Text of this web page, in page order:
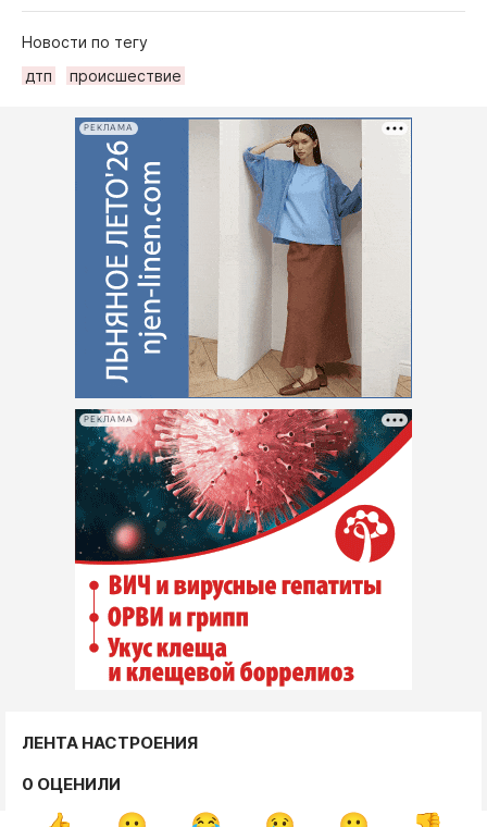
Новости по тегу
дтп
происшествие
РЕКЛАМА
РЕКЛАМА
ЛЕНТА НАСТРОЕНИЯ
0 ОЦЕНИЛИ